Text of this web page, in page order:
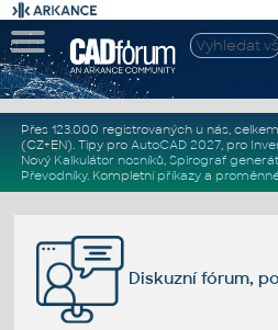
Přes 123.000 registrovaných u nás, celkem
(CZ+EN). Tipy pro AutoCAD 2027, pro
Nový Kalkulátor nosníků, Spirograf
Převodníky. Kompletní příkazya
Diskuzní fórum,